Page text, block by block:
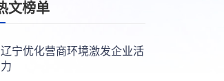
文榜单
辽宁优化营商环境激发企业活
力